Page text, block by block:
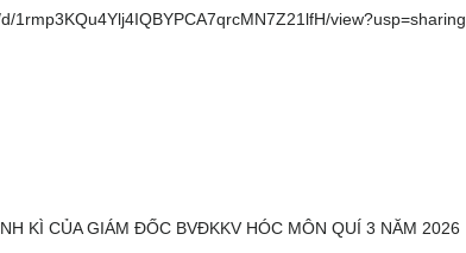
1rmp3KQu4Ylj4IQBYPCA7qrcMN7Z21lfH/view?usp=sharing
KÌ CỦA GIÁM ĐỐC BVĐKKV HÓC MÔN QUÍ 3 NĂM 2026